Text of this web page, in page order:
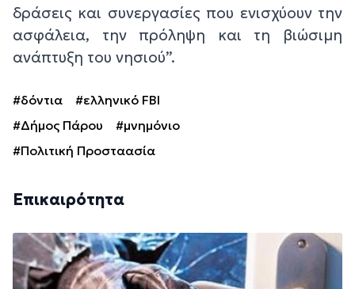
δράσεις και συνεργασίες που ενισχύουν την
ασφάλεια, την πρόληψη και τη βιώσιμη
ανάπτυξη του νησιού”.
#δόντια
#ελληνικό FBI
#Δήμος Πάρου
#μνημόνιο
#Πολιτική Προσταασία
Επικαιρότητα